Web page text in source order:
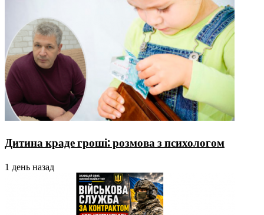
Дитина краде гроші: розмова з психологом
1 день назад